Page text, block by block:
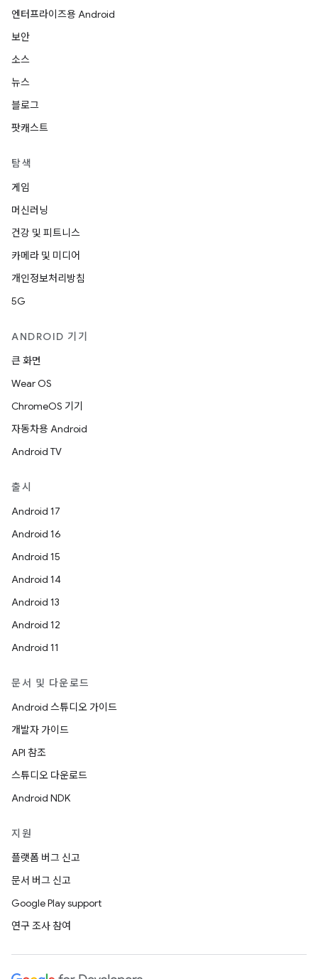
엔터프라이즈용 Android
보안
소스
뉴스
블로그
팟캐스트
탐색
게임
머신러닝
건강 및 피트니스
카메라 및 미디어
개인정보처리방침
5G
ANDROID 기기
큰 화면
Wear OS
ChromeOS 기기
자동차용 Android
Android TV
출시
Android 17
Android 16
Android 15
Android 14
Android 13
Android 12
Android 11
문서 및 다운로드
Android 스튜디오 가이드
개발자 가이드
API 참조
스튜디오 다운로드
Android NDK
지원
플랫폼 버그 신고
문서 버그 신고
Google Play support
연구 조사 참여